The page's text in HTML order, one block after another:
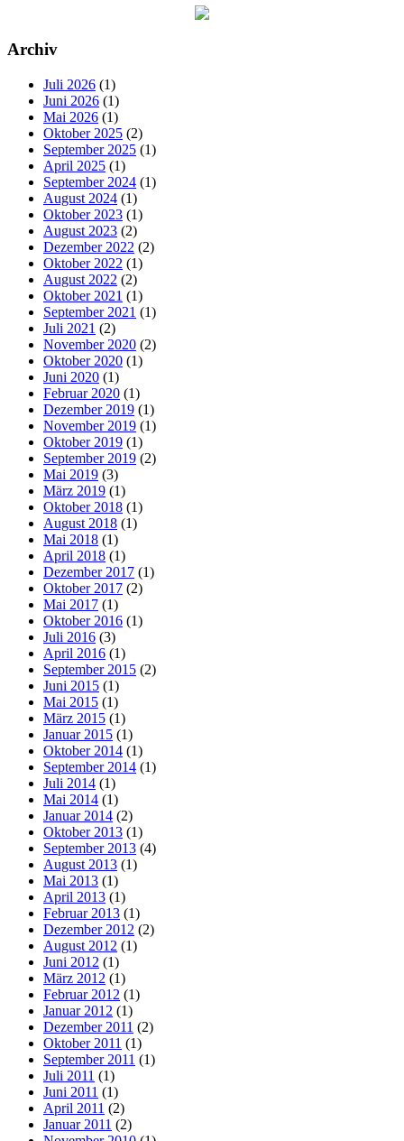
Archiv
Juli 2026 (1)
Juni 2026 (1)
Mai 2026 (1)
Oktober 2025 (2)
September 2025 (1)
April 2025 (1)
September 2024 (1)
August 2024 (1)
Oktober 2023 (1)
August 2023 (2)
Dezember 2022 (2)
Oktober 2022 (1)
August 2022 (2)
Oktober 2021 (1)
September 2021 (1)
Juli 2021 (2)
November 2020 (2)
Oktober 2020 (1)
Juni 2020 (1)
Februar 2020 (1)
Dezember 2019 (1)
November 2019 (1)
Oktober 2019 (1)
September 2019 (2)
Mai 2019 (3)
März 2019 (1)
Oktober 2018 (1)
August 2018 (1)
Mai 2018 (1)
April 2018 (1)
Dezember 2017 (1)
Oktober 2017 (2)
Mai 2017 (1)
Oktober 2016 (1)
Juli 2016 (3)
April 2016 (1)
September 2015 (2)
Juni 2015 (1)
Mai 2015 (1)
März 2015 (1)
Januar 2015 (1)
Oktober 2014 (1)
September 2014 (1)
Juli 2014 (1)
Mai 2014 (1)
Januar 2014 (2)
Oktober 2013 (1)
September 2013 (4)
August 2013 (1)
Mai 2013 (1)
April 2013 (1)
Februar 2013 (1)
Dezember 2012 (2)
August 2012 (1)
Juni 2012 (1)
März 2012 (1)
Februar 2012 (1)
Januar 2012 (1)
Dezember 2011 (2)
Oktober 2011 (1)
September 2011 (1)
Juli 2011 (1)
Juni 2011 (1)
April 2011 (2)
Januar 2011 (2)